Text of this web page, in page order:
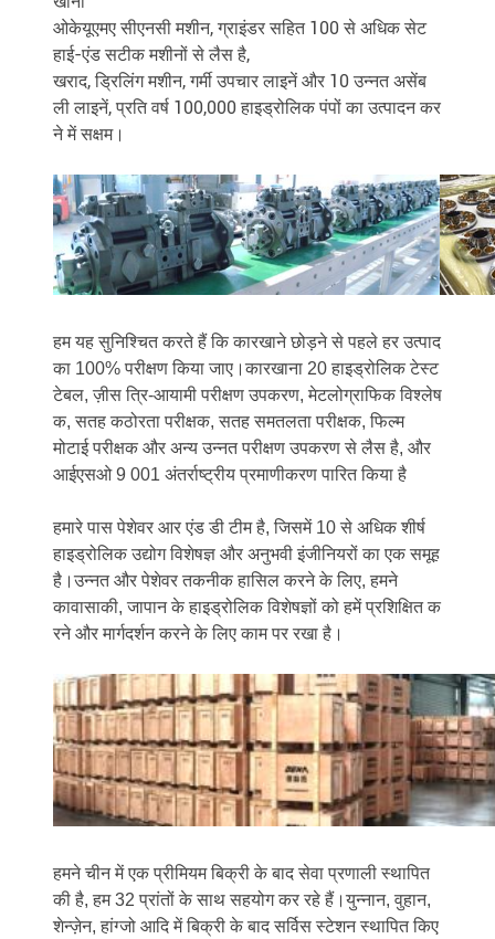
ओकेयूएमए सीएनसी मशीन, ग्राइंडर सहित 100 से अधिक सेट
हाई-एंड सटीक मशीनों से लैस है,
खराद, ड्रिलिंग मशीन, गर्मी उपचार लाइनें और 10 उन्नत असेंब
ली लाइनें, प्रति वर्ष 100,000 हाइड्रोलिक पंपों का उत्पादन कर
ने में सक्षम।
हम यह सुनिश्चित करते हैं कि कारखाने छोड़ने से पहले हर उत्पाद
का 100% परीक्षण किया जाए।कारखाना 20 हाइड्रोलिक टेस्ट
टेबल, ज़ीस त्रि-आयामी परीक्षण उपकरण, मेटलोग्राफिक विश्लेष
क, सतह कठोरता परीक्षक, सतह समतलता परीक्षक, फिल्म
मोटाई परीक्षक और अन्य उन्नत परीक्षण उपकरण से लैस है, और
आईएसओ 9 001 अंतर्राष्ट्रीय प्रमाणीकरण पारित किया है
हमारे पास पेशेवर आर एंड डी टीम है, जिसमें 10 से अधिक शीर्ष
हाइड्रोलिक उद्योग विशेषज्ञ और अनुभवी इंजीनियरों का एक समूह
है।उन्नत और पेशेवर तकनीक हासिल करने के लिए, हमने
कावासाकी, जापान के हाइड्रोलिक विशेषज्ञों को हमें प्रशिक्षित क
रने और मार्गदर्शन करने के लिए काम पर रखा है।
हमने चीन में एक प्रीमियम बिक्री के बाद सेवा प्रणाली स्थापित
की है, हम 32 प्रांतों के साथ सहयोग कर रहे हैं।युन्नान, वुहान,
शेन्ज़ेन, हांग्जो आदि में बिक्री के बाद सर्विस स्टेशन स्थापित किए